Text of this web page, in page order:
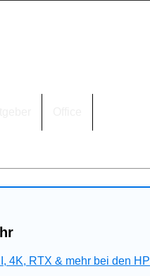
4K, RTX & mehr bei den HP